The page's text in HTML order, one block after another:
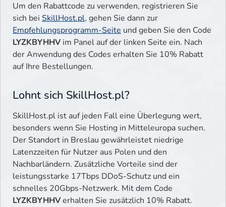
Um den Rabattcode zu verwenden, registrieren Sie
sich bei SkillHost.pl, gehen Sie dann zur
Empfehlungsprogramm-Seite und geben Sie den Code
LYZKBYHHV im Panel auf der linken Seite ein. Nach
der Anwendung des Codes erhalten Sie 10% Rabatt
auf Ihre Bestellungen.
Lohnt sich SkillHost.pl?
SkillHost.pl ist auf jeden Fall eine Überlegung wert,
besonders wenn Sie Hosting in Mitteleuropa suchen.
Der Standort in Breslau gewährleistet niedrige
Latenzzeiten für Nutzer aus Polen und den
Nachbarländern. Zusätzliche Vorteile sind der
leistungsstarke 17Tbps DDoS-Schutz und ein
schnelles 20Gbps-Netzwerk. Mit dem Code
LYZKBYHHVerhalten Sie zusätzlich 10% Rabatt.